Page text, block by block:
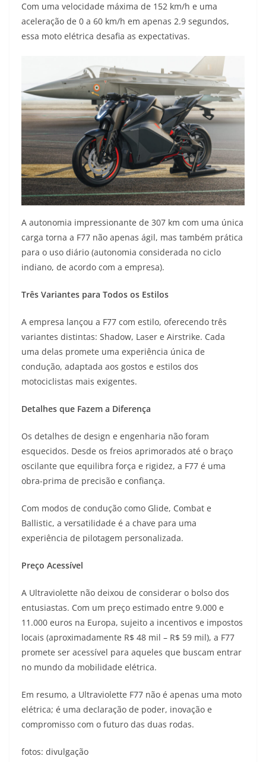
Com uma velocidade máxima de 152 km/h e uma
aceleração de 0 a 60 km/h em apenas 2.9 segundos,
essa moto elétrica desafia as expectativas.
A autonomia impressionante de 307 km com uma única
carga torna a F77 não apenas ágil, mas também prática
para o uso diário (autonomia considerada no ciclo
indiano, de acordo com a empresa).
Três Variantes para Todos os Estilos
A empresa lançou a F77 com estilo, oferecendo três
variantes distintas: Shadow, Laser e Airstrike. Cada
uma delas promete uma experiência única de
condução, adaptada aos gostos e estilos dos
motociclistas mais exigentes.
Detalhes que Fazem a Diferença
Os detalhes de design e engenharia não foram
esquecidos. Desde os freios aprimorados até o braço
oscilante que equilibra força e rigidez, a F77 é uma
obra-prima de precisão e confiança.
Com modos de condução como Glide, Combat e
Ballistic, a versatilidade é a chave para uma
experiência de pilotagem personalizada.
Preço Acessível
A Ultraviolette não deixou de considerar o bolso dos
entusiastas. Com um preço estimado entre 9.000 e
11.000 euros na Europa, sujeito a incentivos e impostos
locais (aproximadamente R$ 48 mil – R$ 59 mil), a F77
promete ser acessível para aqueles que buscam entrar
no mundo da mobilidade elétrica.
Em resumo, a Ultraviolette F77 não é apenas uma moto
elétrica; é uma declaração de poder, inovação e
compromisso com o futuro das duas rodas.
fotos: divulgação